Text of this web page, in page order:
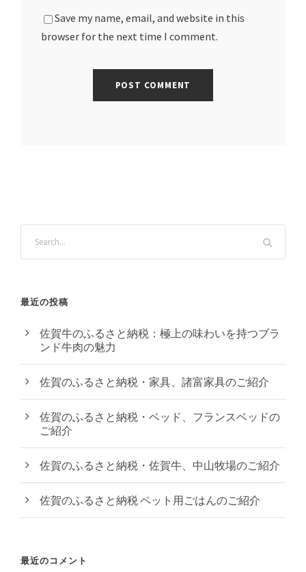
Save my name, email, and website in this
browser for the next time I comment.
最近の投稿
佐賀牛のふるさと納税：極上の味わいを持つブラ
ンド牛肉の魅力
佐賀のふるさと納税・家具、諸富家具のご紹介
佐賀のふるさと納税・ベッド、フランスベッドの
ご紹介
佐賀のふるさと納税・佐賀牛、中山牧場のご紹介
佐賀のふるさと納税 ペット用ごはんのご紹介
最近のコメント